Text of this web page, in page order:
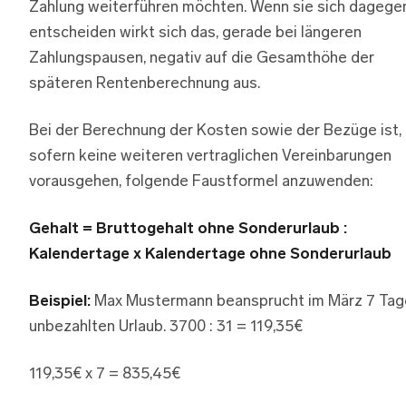
Zahlung weiterführen möchten. Wenn sie sich
entscheiden wirkt sich das, gerade bei längeren
Zahlungspausen, negativ auf die Gesamthöhe der
späteren Rentenberechnung aus.
Bei der Berechnung der Kosten sowie der Bezüge ist,
sofern keine weiteren vertraglichen Vereinbarungen
vorausgehen, folgende Faustformel anzuwenden:
Gehalt = Bruttogehalt ohne Sonderurlaub :
Kalendertage x Kalendertage ohne Sonderurlaub
Beispiel: Max Mustermann beansprucht im März 7
unbezahlten Urlaub. 3700 : 31 = 119,35€
119,35€ x 7 = 835,45€